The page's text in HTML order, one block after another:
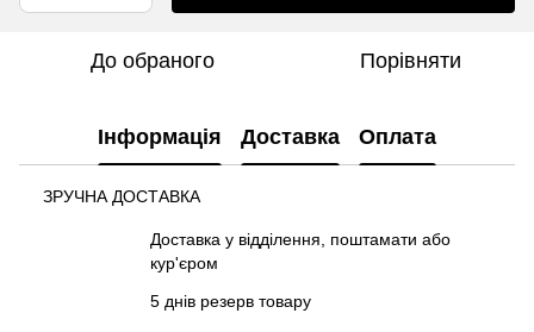
До обраного Порівняти
Інформація Доставка Оплата
ЗРУЧНА ДОСТАВКА
Доставка у відділення, поштамати або
кур'єром
5 днів резерв товару